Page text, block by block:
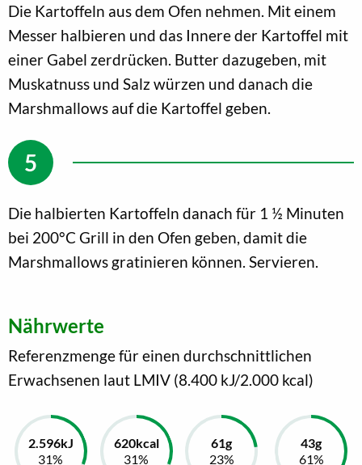
Die Kartoffeln aus dem Ofen nehmen. Mit einem
Messer halbieren und das Innere der Kartoffel mit
einer Gabel zerdrücken. Butter dazugeben, mit
Muskatnuss und Salz würzen und danach die
Marshmallows auf die Kartoffel geben.
Die halbierten Kartoffeln danach für 1 ½ Minuten
bei 200°C Grill in den Ofen geben, damit die
Marshmallows gratinieren können. Servieren.
Nährwerte
Referenzmenge für einen durchschnittlichen
Erwachsenen laut LMIV (8.400 kJ/2.000 kcal)